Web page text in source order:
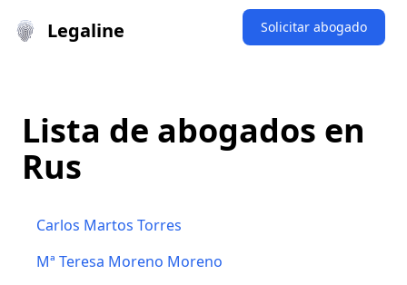
Legaline Solicitar abogado
Lista de abogados en
Rus
Carlos Martos Torres
Mª Teresa Moreno Moreno